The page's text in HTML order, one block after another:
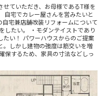
ていただき、お母様であるT様を
自宅でカレー屋さんを営みたいと
宅兼店舗改装リフォームについて
したい。 ・モダンテイストであり
たい！ パワーハウスからのご提案
。しかし建物の強度は筋交いを増
保するため、家具の寸法などしっ